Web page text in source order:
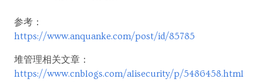
参考：
https://www.anquanke.com/post/id/85785
堆管理相关文章：
https://www.cnblogs.com/alisecurity/p/5486458.html